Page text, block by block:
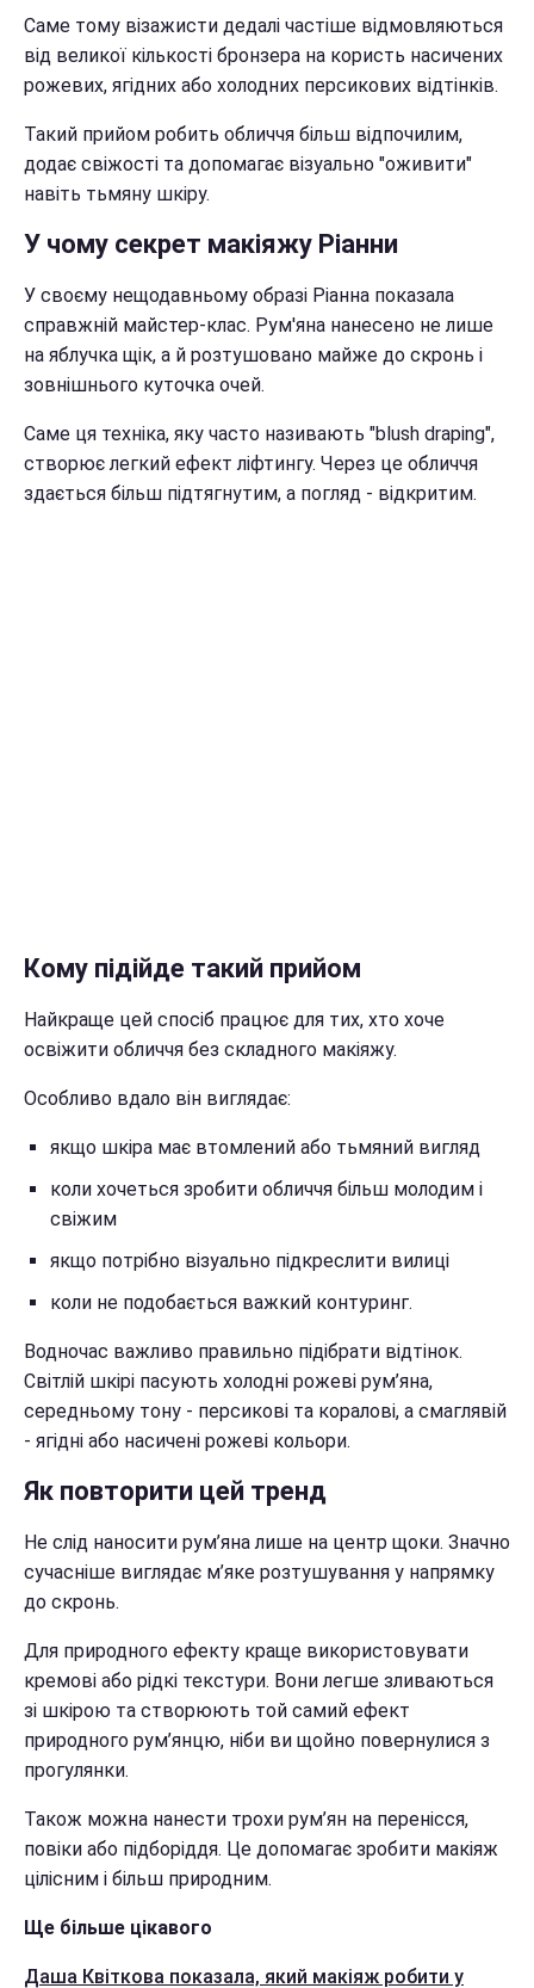
Саме тому візажисти дедалі частіше відмовляються
від великої кількості бронзера на користь насичених
рожевих, ягідних або холодних персикових відтінків.
Такий прийом робить обличчя більш відпочилим,
додає свіжості та допомагає візуально "оживити"
навіть тьмяну шкіру.
У чому секрет макіяжу Ріанни
У своєму нещодавньому образі Ріанна показала
справжній майстер-клас. Рум'яна нанесено не лише
на яблучка щік, а й розтушовано майже до скронь і
зовнішнього куточка очей.
Саме ця техніка, яку часто називають "blush draping",
створює легкий ефект ліфтингу. Через це обличчя
здається більш підтягнутим, а погляд - відкритим.
Кому підійде такий прийом
Найкраще цей спосіб працює для тих, хто хоче
освіжити обличчя без складного макіяжу.
Особливо вдало він виглядає:
якщо шкіра має втомлений або тьмяний вигляд
коли хочеться зробити обличчя більш молодим і
свіжим
якщо потрібно візуально підкреслити вилиці
коли не подобається важкий контуринг.
Водночас важливо правильно підібрати відтінок.
Світлій шкірі пасують холодні рожеві рум’яна,
середньому тону - персикові та коралові, а смаглявій
- ягідні або насичені рожеві кольори.
Як повторити цей тренд
Не слід наносити рум’яна лише на центр щоки. Значно
сучасніше виглядає м’яке розтушування у напрямку
до скронь.
Для природного ефекту краще використовувати
кремові або рідкі текстури. Вони легше зливаються
зі шкірою та створюють той самий ефект
природного рум’янцю, ніби ви щойно повернулися з
прогулянки.
Також можна нанести трохи рум’ян на перенісся,
повіки або підборіддя. Це допомагає зробити макіяж
цілісним і більш природним.
Ще більше цікавого
Даша Квіткова показала, який макіяж робити у